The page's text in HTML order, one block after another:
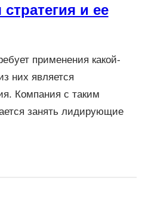
и ее
применения какой-
них является
Компания с таким
занять лидирующие